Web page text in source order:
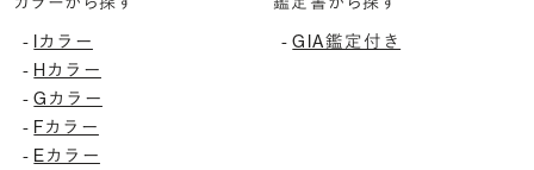
- Iカラー
- Hカラー
-Gカラー
- Fカラー
- Eカラー
-GIA鑑定付き